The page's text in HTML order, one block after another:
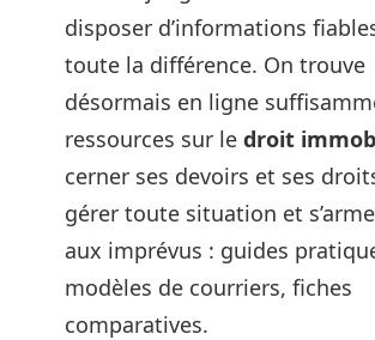
disposer d’informations
toute la différence. On trouve
désormais en ligne
ressources sur le droit
cerner ses devoirs et ses
gérer toute situation et
aux imprévus : guides
modèles de courriers, fiches
comparatives.